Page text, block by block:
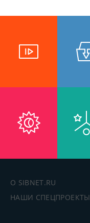
О SIBNET.RU
НАШИ СПЕЦПРОЕКТЫ